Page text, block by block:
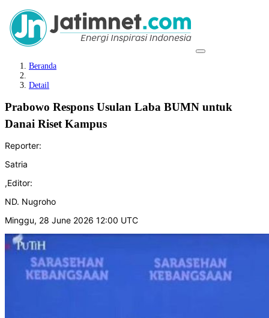
Beranda
Detail
Prabowo Respons Usulan Laba BUMN untuk
Danai Riset Kampus
Reporter:
Satria
,Editor:
ND. Nugroho
Minggu, 28 June 2026 12:00 UTC